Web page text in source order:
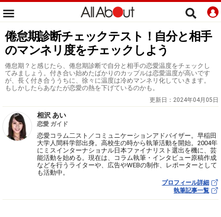
倦怠期診断チェックテスト！自分と相手
のマンネリ度をチェックしよう
倦怠期？と感じたら、倦怠期診断で自分と相手の恋愛温度をチェックし
てみましょう。付き合い始めたばかりのカップルは恋愛温度が高いです
が、長く付き合ううちに、徐々に温度は冷めマンネリ化していきます。
もしかしたらあなたが恋愛の熱を下げているのかも。
更新日： 2024年04月05日
相沢 あい
恋愛 ガイド
恋愛コラム二スト／コミュニケーションアドバイザー。早稲田
大学人間科学部出身。高校生の時から執筆活動を開始。2004年
にミスインターナショナル日本ファイナリスト選出を機に、芸
能活動を始める。現在は、コラム執筆・インタビュー原稿作成
などを行うライターや、広告やWEBの制作、レポーターとして
も活動中。
プロフィール詳細
執筆記事一覧